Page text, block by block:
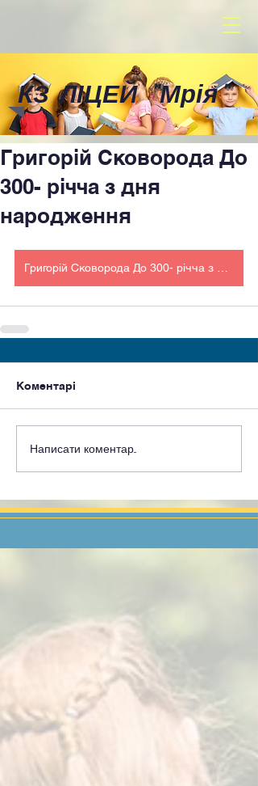
КЗ ЛІЦЕЙ"Мрія"
Григорій Сковорода До
300- річча з дня
народження
Коментарі
Написати коментар...